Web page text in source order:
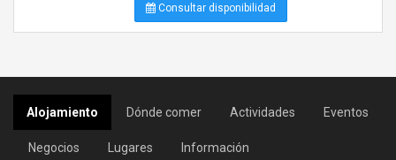
Consultar disponibilidad
Alojamiento Dónde comer Actividades Eventos
Negocios Lugares Información